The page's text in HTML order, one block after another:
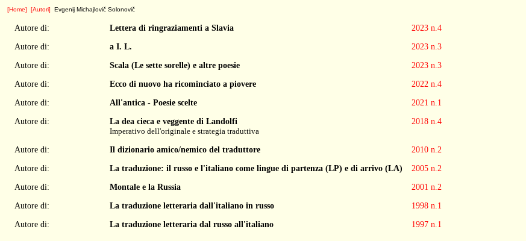
[Home] [Autori] Evgenij Michajlovič Solonovič
Autore di: Lettera di ringraziamenti a Slavia 2023 n.4
Autore di: a I. L. 2023 n.3
Autore di: Scala (Le sette sorelle) e altre poesie 2023 n.3
Autore di: Ecco di nuovo ha ricominciato a piovere 2022 n.4
Autore di: All'antica - Poesie scelte 2021 n.1
Autore di:
La dea cieca e veggente di Landolfi
Imperativo dell'originale e strategia traduttiva
2018 n.4
Autore di: Il dizionario amico/nemico del traduttore 2010 n.2
Autore di: La traduzione: il russo e l'italiano come lingue di partenza (LP) e di arrivo (LA) 2005 n.2
Autore di: Montale e la Russia 2001 n.2
Autore di: La traduzione letteraria dall'italiano in russo 1998 n.1
Autore di: La traduzione letteraria dal russo all'italiano 1997 n.1